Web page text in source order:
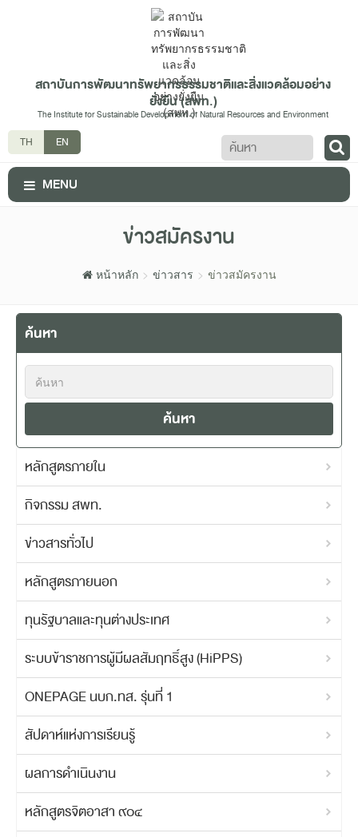
สถาบันการพัฒนาทรัพยากรธรรมชาติและสิ่งแวดล้อมอย่าง
ยั่งยืน (สพท.)
The Institute for Sustainable Development of Natural Resources and Environment
TH EN ค้นหา
MENU
ข่าวสมัครงาน
หน้าหลัก ข่าวสาร ข่าวสมัครงาน
ค้นหา
ค้นหา
หลักสูตรภายใน
กิจกรรม สพท.
ข่าวสารทั่วไป
หลักสูตรภายนอก
ทุนรัฐบาลและทุนต่างประเทศ
ระบบข้าราชการผู้มีผลสัมฤทธิ์สูง (HiPPS)
ONEPAGE นบก.ทส. รุ่นที่ 1
สัปดาห์แห่งการเรียนรู้
ผลการดำเนินงาน
หลักสูตรจิตอาสา ๙๐๔